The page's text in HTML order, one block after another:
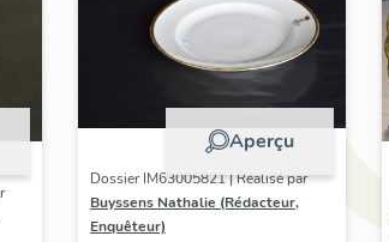
Aperçu
Dossier IM63005821 | Réalisé par
Buyssens Nathalie (Rédacteur,
Enquêteur)